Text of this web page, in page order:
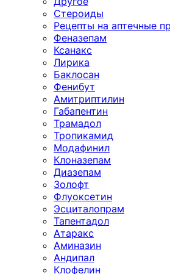
Стероиды
Рецепты на аптечные
Феназепам
Ксанакс
Лирика
Баклосан
Фенибут
Амитриптилин
Габапентин
Трамадол
Тропикамид
Модафинил
Клоназепам
Диазепам
Золофт
Флуоксетин
Эсциталопрам
Тапентадол
Атаракс
Аминазин
Андипал
Клофелин